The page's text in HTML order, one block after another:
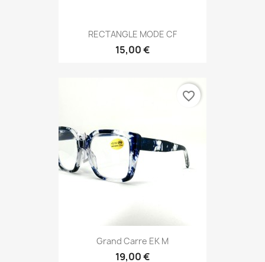
RECTANGLE MODE CF
15,00 €
Grand Carre EK M
19,00 €
favorite_border